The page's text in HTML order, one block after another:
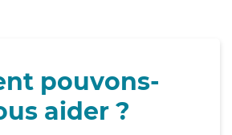
pouvons-
aider ?